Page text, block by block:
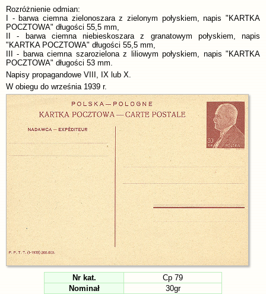
Rozróżnienie odmian:
I - barwa ciemna zielonoszara z zielonym połyskiem, napis "KARTKA
POCZTOWA" długości 55,5 mm,
II - barwa ciemna niebieskoszara z granatowym połyskiem, napis
"KARTKA POCZTOWA" długości 55,5 mm,
III - barwa ciemna szarozielona z liliowym połyskiem, napis "KARTKA
POCZTOWA" długości 53 mm.
Napisy propagandowe VIII, IX lub X.
W obiegu do września 1939 r.
Nr kat.
Cp 79
Nominał
30gr